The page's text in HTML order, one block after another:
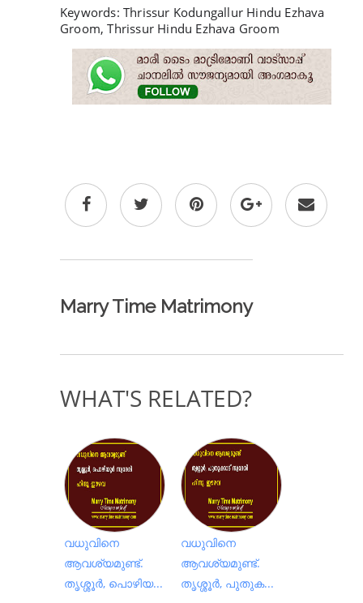
Keywords: Thrissur Kodungallur Hindu Ezhava
Groom, Thrissur Hindu Ezhava Groom
Marry Time Matrimony
WHAT'S RELATED?
വധുവിനെ
ആവശ്യമുണ്ട്.
തൃശ്ശൂർ, പൊഴിയ...
വധുവിനെ
ആവശ്യമുണ്ട്.
തൃശ്ശൂർ, പുതുക...